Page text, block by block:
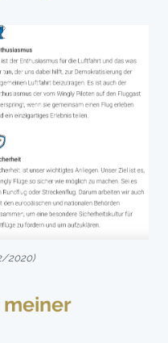
2020)